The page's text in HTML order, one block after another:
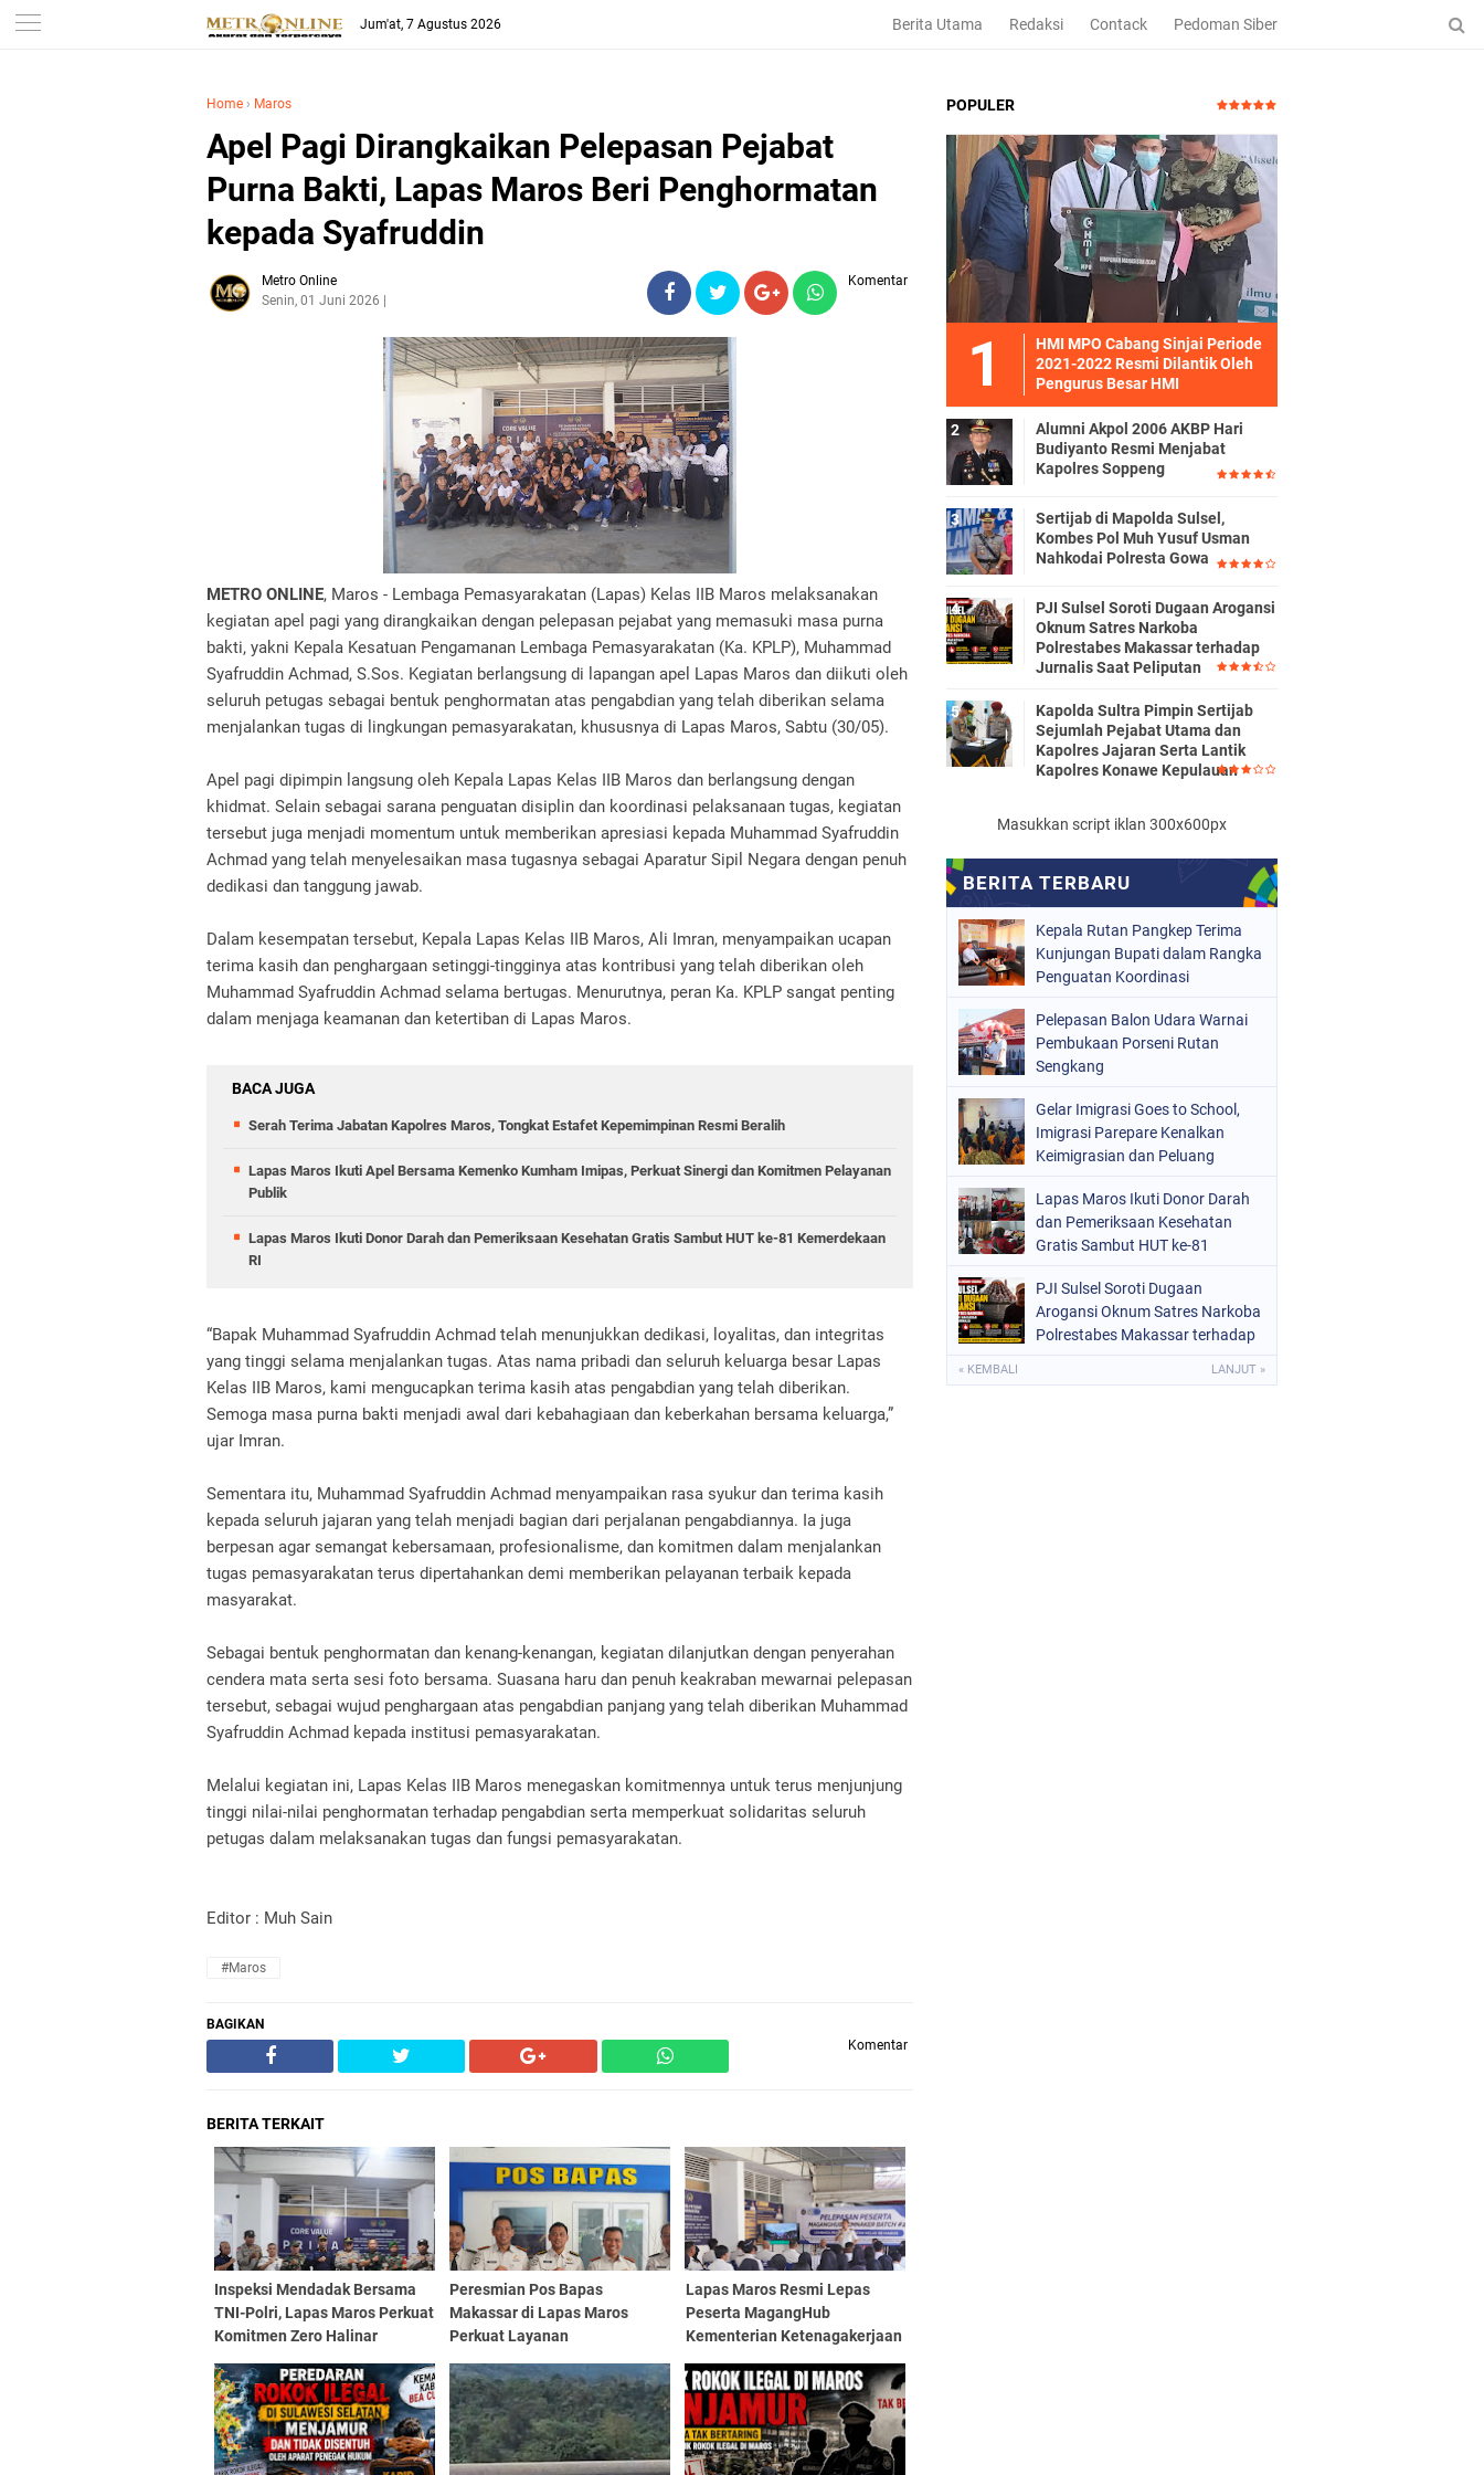
Jum'at, 7 Agustus 2026 Berita Utama Redaksi Contack Pedoman Siber
Home › Maros
Apel Pagi Dirangkaikan Pelepasan Pejabat
Purna Bakti, Lapas Maros Beri Penghormatan
kepada Syafruddin
Metro Online
Senin, 01 Juni 2026
Komentar
METRO ONLINE, Maros - Lembaga Pemasyarakatan (Lapas) Kelas IIB Maros melaksanakan
kegiatan apel pagi yang dirangkaikan dengan pelepasan pejabat yang memasuki masa purna
bakti, yakni Kepala Kesatuan Pengamanan Lembaga Pemasyarakatan (Ka. KPLP), Muhammad
Syafruddin Achmad, S.Sos. Kegiatan berlangsung di lapangan apel Lapas Maros dan diikuti oleh
seluruh petugas sebagai bentuk penghormatan atas pengabdian yang telah diberikan selama
menjalankan tugas di lingkungan pemasyarakatan, khususnya di Lapas Maros, Sabtu (30/05).
Apel pagi dipimpin langsung oleh Kepala Lapas Kelas IIB Maros dan berlangsung dengan
khidmat. Selain sebagai sarana penguatan disiplin dan koordinasi pelaksanaan tugas, kegiatan
tersebut juga menjadi momentum untuk memberikan apresiasi kepada Muhammad Syafruddin
Achmad yang telah menyelesaikan masa tugasnya sebagai Aparatur Sipil Negara dengan penuh
dedikasi dan tanggung jawab.
Dalam kesempatan tersebut, Kepala Lapas Kelas IIB Maros, Ali Imran, menyampaikan ucapan
terima kasih dan penghargaan setinggi-tingginya atas kontribusi yang telah diberikan oleh
Muhammad Syafruddin Achmad selama bertugas. Menurutnya, peran Ka. KPLP sangat penting
dalam menjaga keamanan dan ketertiban di Lapas Maros.
BACA JUGA
Serah Terima Jabatan Kapolres Maros, Tongkat Estafet Kepemimpinan Resmi Beralih
Lapas Maros Ikuti Apel Bersama Kemenko Kumham Imipas, Perkuat Sinergi dan Komitmen Pelayanan
Publik
Lapas Maros Ikuti Donor Darah dan Pemeriksaan Kesehatan Gratis Sambut HUT ke-81 Kemerdekaan
RI
“Bapak Muhammad Syafruddin Achmad telah menunjukkan dedikasi, loyalitas, dan integritas
yang tinggi selama menjalankan tugas. Atas nama pribadi dan seluruh keluarga besar Lapas
Kelas IIB Maros, kami mengucapkan terima kasih atas pengabdian yang telah diberikan.
Semoga masa purna bakti menjadi awal dari kebahagiaan dan keberkahan bersama keluarga,”
ujar Imran.
Sementara itu, Muhammad Syafruddin Achmad menyampaikan rasa syukur dan terima kasih
kepada seluruh jajaran yang telah menjadi bagian dari perjalanan pengabdiannya. Ia juga
berpesan agar semangat kebersamaan, profesionalisme, dan komitmen dalam menjalankan
tugas pemasyarakatan terus dipertahankan demi memberikan pelayanan terbaik kepada
masyarakat.
Sebagai bentuk penghormatan dan kenang-kenangan, kegiatan dilanjutkan dengan penyerahan
cendera mata serta sesi foto bersama. Suasana haru dan penuh keakraban mewarnai pelepasan
tersebut, sebagai wujud penghargaan atas pengabdian panjang yang telah diberikan Muhammad
Syafruddin Achmad kepada institusi pemasyarakatan.
Melalui kegiatan ini, Lapas Kelas IIB Maros menegaskan komitmennya untuk terus menjunjung
tinggi nilai-nilai penghormatan terhadap pengabdian serta memperkuat solidaritas seluruh
petugas dalam melaksanakan tugas dan fungsi pemasyarakatan.
Editor : Muh Sain
#Maros
BAGIKAN
Komentar
BERITA TERKAIT
Inspeksi Mendadak Bersama
TNI-Polri, Lapas Maros Perkuat
Komitmen Zero Halinar
Peresmian Pos Bapas
Makassar di Lapas Maros
Perkuat Layanan
Kemasyarakatan
Lapas Maros Resmi Lepas
Peserta MagangHub
Kementerian Ketenagakerjaan
POPULER
HMI MPO Cabang Sinjai Periode
2021-2022 Resmi Dilantik Oleh
Pengurus Besar HMI
Alumni Akpol 2006 AKBP Hari
Budiyanto Resmi Menjabat
Kapolres Soppeng
Sertijab di Mapolda Sulsel,
Kombes Pol Muh Yusuf Usman
Nahkodai Polresta Gowa
PJI Sulsel Soroti Dugaan Arogansi
Oknum Satres Narkoba
Polrestabes Makassar terhadap
Jurnalis Saat Peliputan
Kapolda Sultra Pimpin Sertijab
Sejumlah Pejabat Utama dan
Kapolres Jajaran Serta Lantik
Kapolres Konawe Kepulauan
Masukkan script iklan 300x600px
Kepala Rutan Pangkep Terima
Kunjungan Bupati dalam Rangka
Penguatan Koordinasi
Pelepasan Balon Udara Warnai
Pembukaan Porseni Rutan
Sengkang
Gelar Imigrasi Goes to School,
Imigrasi Parepare Kenalkan
Keimigrasian dan Peluang
Lapas Maros Ikuti Donor Darah
dan Pemeriksaan Kesehatan
Gratis Sambut HUT ke-81
PJI Sulsel Soroti Dugaan
Arogansi Oknum Satres Narkoba
Polrestabes Makassar terhadap
« KEMBALI LANJUT »